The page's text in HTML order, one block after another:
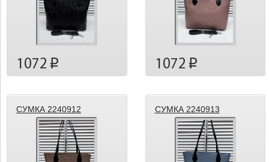
1072 p 1072 p
СУМКА 2240912 СУМКА 2240913